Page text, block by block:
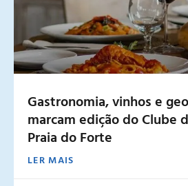
Gastronomia, vinhos e
marcam edição do Clube
Praia do Forte
LER MAIS